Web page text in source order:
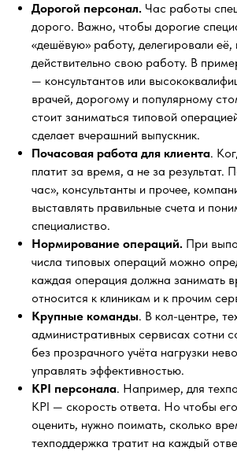
Дорогой персонал. Час работы
дорого. Важно, чтобы дорогие
«дешёвую» работу, делегировали её,
действительно свою работу. В
— консультантов или
врачей, дорогому и популярному
стоит заниматься типовой
сделает вчерашний выпускник.
Почасовая работа для клиента.
платит за время, а не за результат.
час», консультанты и прочее,
выставлять правильные счета и
специалиство.
Нормирование операций. При
числа типовых операций можно
каждая операция должна занимать
относится к клиникам и к прочим
Крупные команды. В кол-центре,
административных сервисах сотни
без прозрачного учёта нагрузки
управлять эффективностью.
KPI персонала. Например, для
KPI — скорость ответа. Но чтобы
оценить, нужно поимать, сколько
техподдержка тратит на каждый